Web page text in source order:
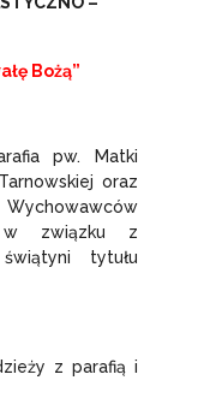
Bożą”
pw. Matki
oraz
w związku z
tytułu
z parafią i